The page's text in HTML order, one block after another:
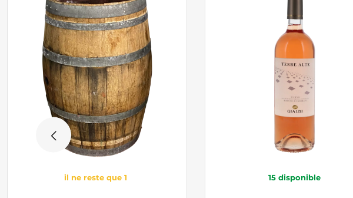
il ne reste que 1 15 disponible